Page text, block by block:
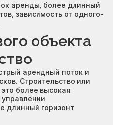
аренды, более длинный
зависимость от одного-
объекта
арендный поток и
Строительство или
более высокая
длинный горизонт